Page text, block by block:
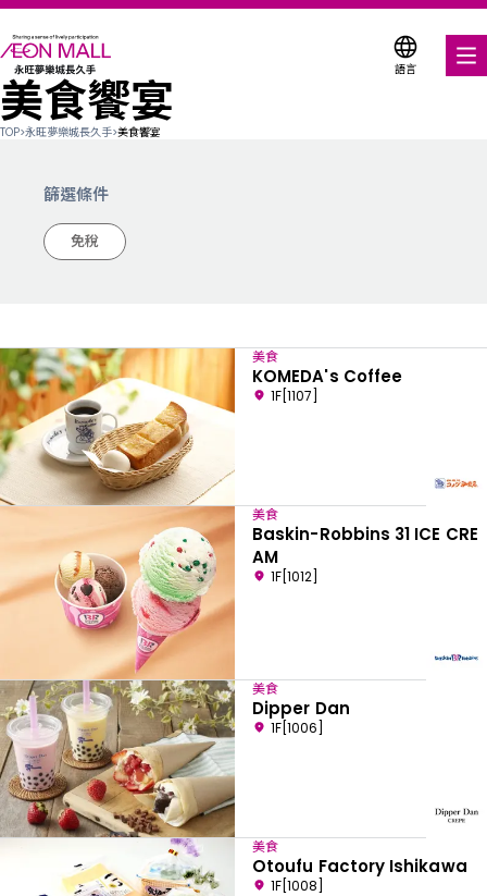
語言
美食饗宴
服務與設施
搜尋永旺夢樂城
美食饗宴
TOP>永旺夢樂城長久手>美食饗宴
篩選條件
免稅
美食
KOMEDA's Coffee
1F[1107]
美食
Baskin-Robbins 31 ICE CRE
AM
1F[1012]
美食
Dipper Dan
1F[1006]
美食
Otoufu Factory Ishikawa
1F[1008]